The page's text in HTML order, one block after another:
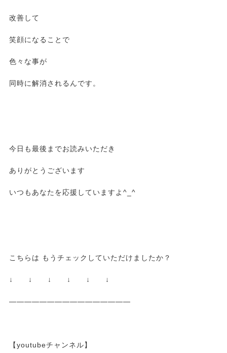
改善して
笑顔になることで
色々な事が
同時に解消されるんです。
今日も最後までお読みいただき
ありがとうございます
いつもあなたを応援していますよ^_^
こちらは もうチェックしていただけましたか？
↓ ↓ ↓ ↓ ↓ ↓
————————————————
【youtubeチャンネル】